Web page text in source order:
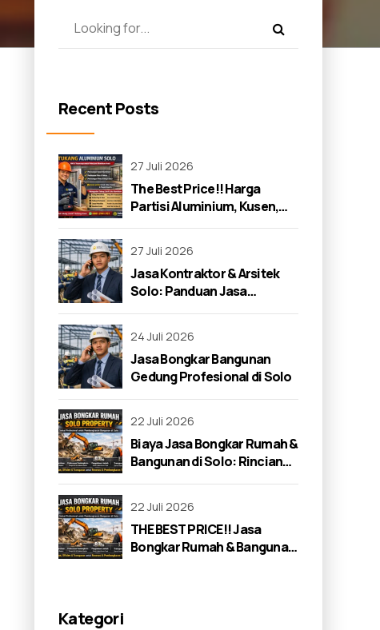
Recent Posts
27 Juli 2026
The Best Price!! Harga
Partisi Aluminium, Kusen,
dan Jendela di Solo 2026
27 Juli 2026
Jasa Kontraktor & Arsitek
Solo: Panduan Jasa
24 Juli 2026
Jasa Bongkar Bangunan
Gedung Profesional di Solo
22 Juli 2026
Biaya Jasa Bongkar Rumah &
Bangunan di Solo: Rincian
22 Juli 2026
THE BEST PRICE!! Jasa
Bongkar Rumah & Bangunan
Kategori